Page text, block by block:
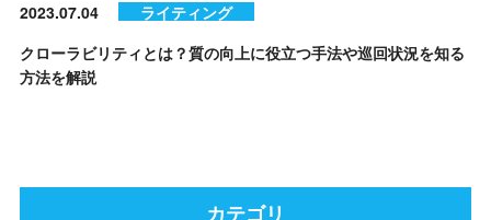
2023.07.04
ライティング
クローラビリティとは？質の向上に役立つ手法や巡回状況を知る
方法を解説
カテゴリ